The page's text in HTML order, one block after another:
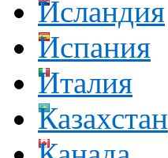
Исландия
Испания
Италия
Казахстан